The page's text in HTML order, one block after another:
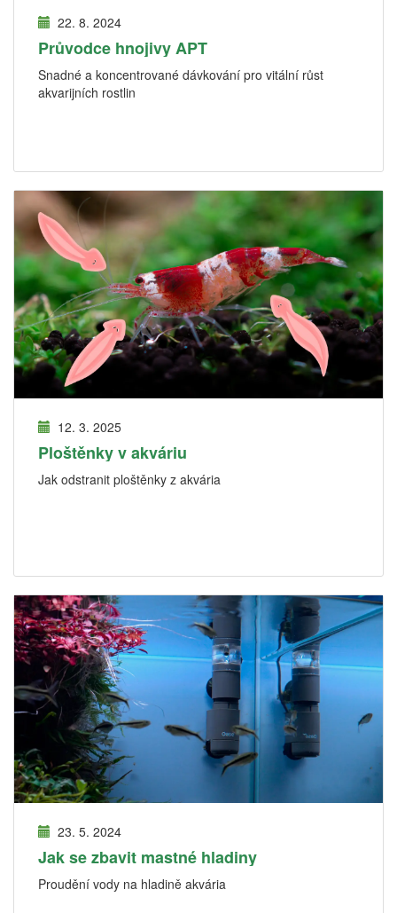
22. 8. 2024
Průvodce hnojivy APT
Snadné a koncentrované dávkování pro vitální růst
akvarijních rostlin
12. 3. 2025
Ploštěnky v akváriu
Jak odstranit ploštěnky z akvária
23. 5. 2024
Jak se zbavit mastné hladiny
Proudění vody na hladině akvária